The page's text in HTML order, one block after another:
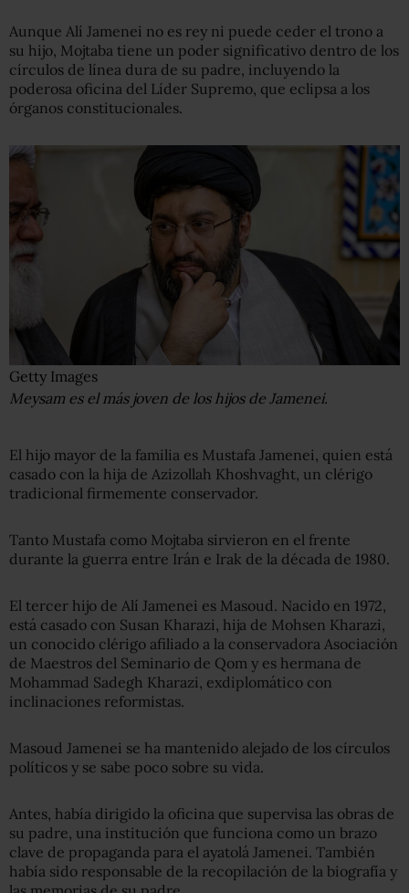
Aunque Alí Jamenei no es rey ni puede ceder el trono a
su hijo, Mojtaba tiene un poder significativo dentro de los
círculos de línea dura de su padre, incluyendo la
poderosa oficina del Líder Supremo, que eclipsa a los
órganos constitucionales.
Getty Images
Meysam es el más joven de los hijos de Jamenei.
El hijo mayor de la familia es Mustafa Jamenei, quien está
casado con la hija de Azizollah Khoshvaght, un clérigo
tradicional firmemente conservador.
Tanto Mustafa como Mojtaba sirvieron en el frente
durante la guerra entre Irán e Irak de la década de 1980.
El tercer hijo de Alí Jamenei es Masoud. Nacido en 1972,
está casado con Susan Kharazi, hija de Mohsen Kharazi,
un conocido clérigo afiliado a la conservadora Asociación
de Maestros del Seminario de Qom y es hermana de
Mohammad Sadegh Kharazi, exdiplomático con
inclinaciones reformistas.
Masoud Jamenei se ha mantenido alejado de los círculos
políticos y se sabe poco sobre su vida.
Antes, había dirigido la oficina que supervisa las obras de
su padre, una institución que funciona como un brazo
clave de propaganda para el ayatolá Jamenei. También
había sido responsable de la recopilación de la biografía y